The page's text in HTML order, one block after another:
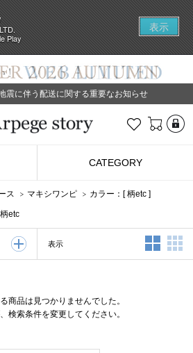
Play
表示
震に伴う配送に関する重要なお知らせ
お気に入り
CATEGORY
ス マキシワンピ カラー：[柄etc ]
etc
表示 2列表示
商品は見つかりませんでした。
検索条件を変更してください。